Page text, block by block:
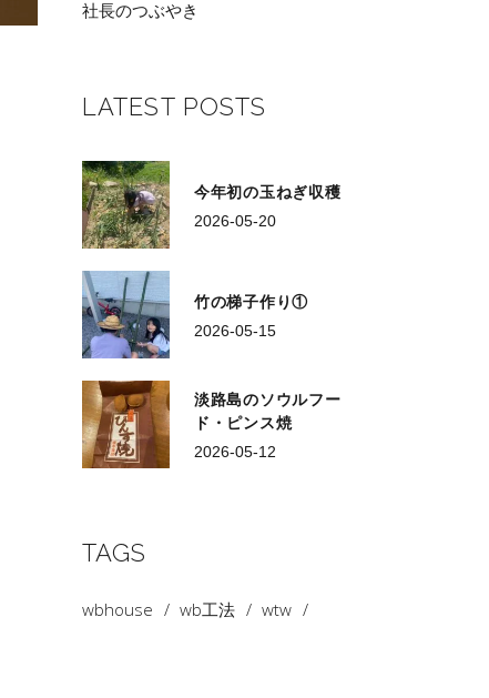
社長のつぶやき
LATEST POSTS
今年初の玉ねぎ収穫
2026-05-20
竹の梯子作り①
2026-05-15
淡路島のソウルフー
ド・ピンス焼
2026-05-12
TAGS
wbhouse wb工法 wtw